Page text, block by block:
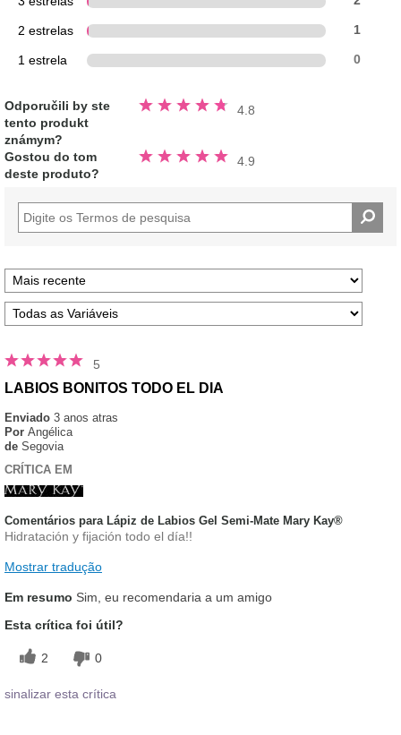
2 estrelas 1
1 estrela 0
Odporučili by ste
tento produkt
známym?
4.8
Avaliado
4.8
estrelas
Gostou do tom
deste produto?
4.9
Avaliado
4.9
estrelas
5
LABIOS BONITOS TODO EL DIA
Enviado 3 anos atras
Por Angélica
de Segovia
CRÍTICA EM
Comentários para Lápiz de Labios Gel Semi-Mate Mary Kay®
Hidratación y fijación todo el día!!
Mostrar tradução
Em resumo Sim, eu recomendaria a um amigo
Esta crítica foi útil?
2 0
sinalizar esta crítica